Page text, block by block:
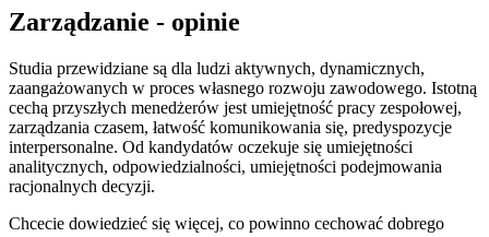
Zarządzanie - opinie
Studia przewidziane są dla ludzi aktywnych, dynamicznych,
zaangażowanych w proces własnego rozwoju zawodowego. Istotną
cechą przyszłych menedżerów jest umiejętność pracy zespołowej,
zarządzania czasem, łatwość komunikowania się, predyspozycje
interpersonalne. Od kandydatów oczekuje się umiejętności
analitycznych, odpowiedzialności, umiejętności podejmowania
racjonalnych decyzji.
Chcecie dowiedzieć się więcej, co powinno cechować dobrego